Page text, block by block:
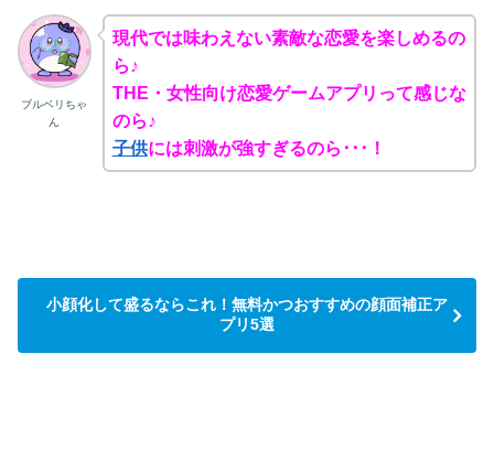
ブルベリちゃ
ん
現代では味わえない素敵な恋愛を楽しめるの
ら♪
THE・女性向け恋愛ゲームアプリって感じな
のら♪
子供には刺激が強すぎるのら･･･！
小顔化して盛るならこれ！無料かつおすすめの顔面補正ア
プリ5選